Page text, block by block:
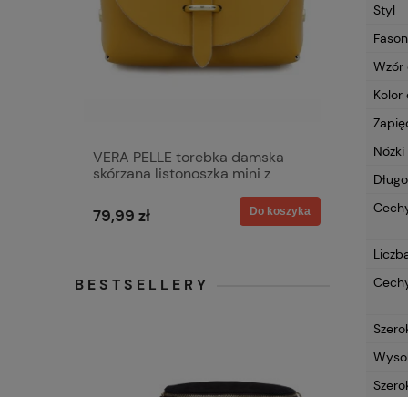
VERA PELLE torebka damska
skórzana listonoszka mini z
musztardowa
79,99 zł Do koszyka
na
53,99 zł
BESTSELLERY
Styl
Fason
Wzór
Kolor